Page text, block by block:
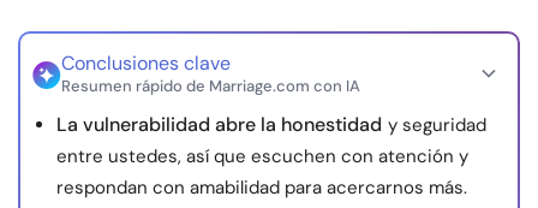
Conclusiones clave
Resumen rápido de Marriage.com con IA
La vulnerabilidad abre la honestidad y seguridad
entre ustedes, así que escuchen con atención y
respondan con amabilidad para acercarnos más.